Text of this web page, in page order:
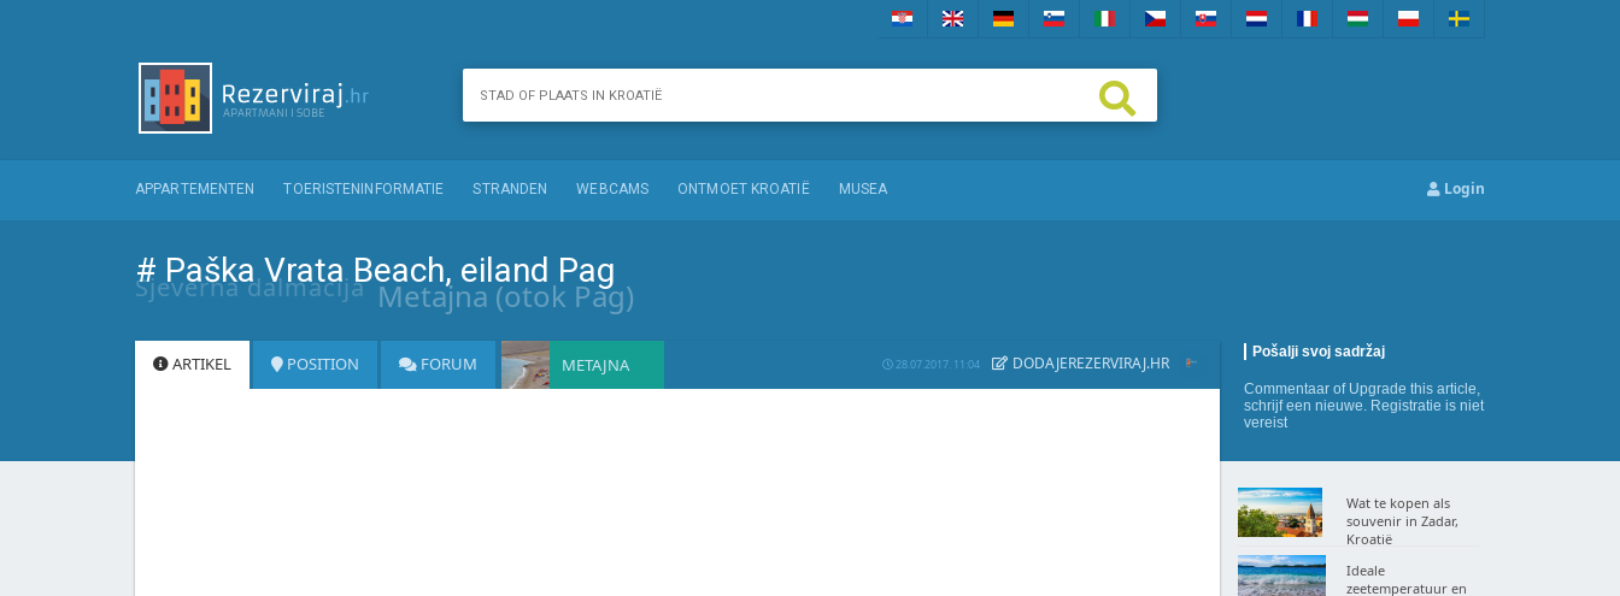
APPARTEMENTEN TOERISTENINFORMATIE STRANDEN WEBCAMS ONTMOET KROATIË MUSEA Login
# Paška Vrata Beach, eiland Pag
Sjeverna dalmacija Metajna (otok Pag)
Pošalji svoj sadržaj
Commentaar of Upgrade this article,
schrijf een nieuwe. Registratie is niet
vereist
ARTIKEL POSITION FORUM METAJNA 28.07.2017. 11:04 DODAJEREZERVIRAJ.HR
Wat te kopen als
souvenir in Zadar,
Kroatië
Ideale
zeetemperatuur en